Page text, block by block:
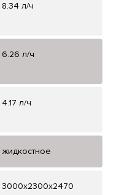
8.34 л/ч
6.26 л/ч
4.17 л/ч
жидкостное
3000x2300x2470